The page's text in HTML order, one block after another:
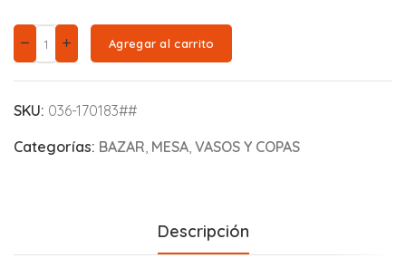
Agregar al carrito
SKU: 036-170183##
Categorías: BAZAR, MESA, VASOS Y COPAS
Descripción